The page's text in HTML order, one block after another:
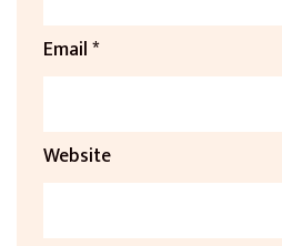
Email*
Website